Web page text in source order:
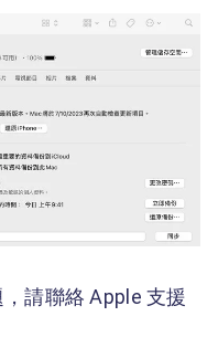
請聯絡 Apple 支援